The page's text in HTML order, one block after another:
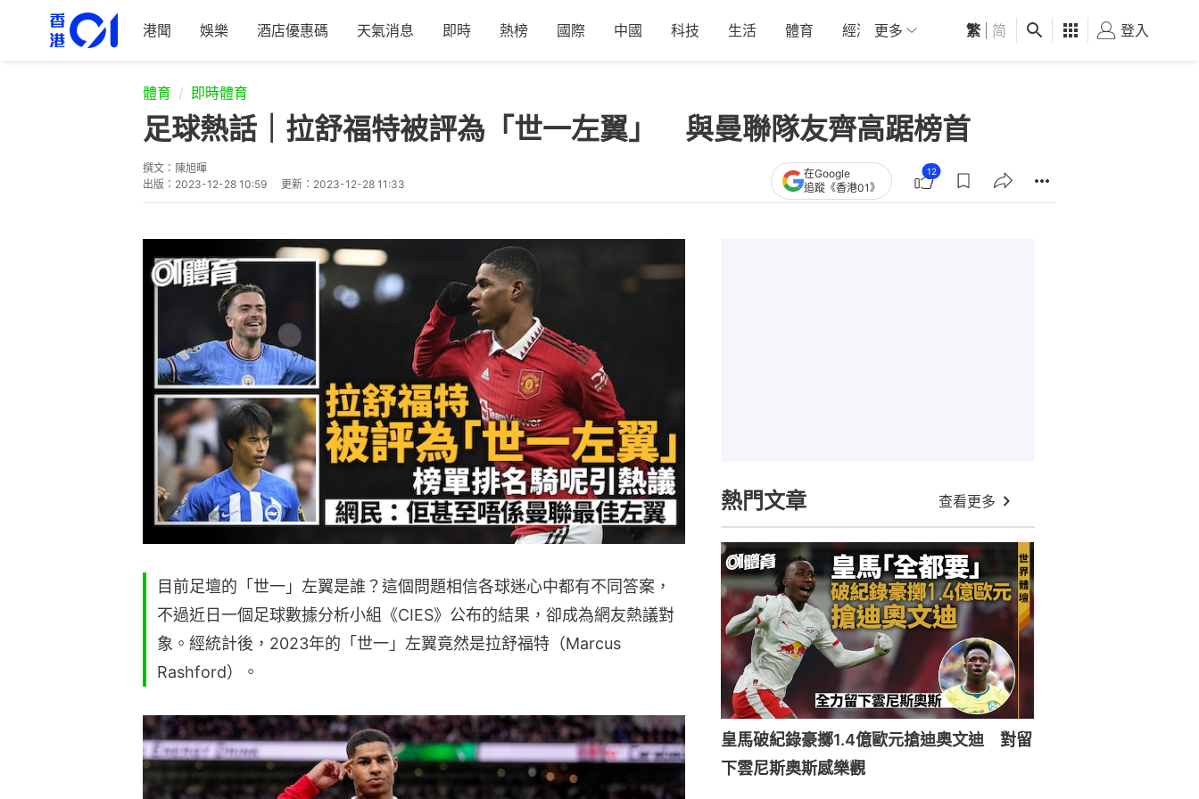
港聞 娛樂 酒店優惠碼 天氣消息 即時 熱榜 國際 中國 科技 生活 體育 經濟 01深圳 觀點 健康 好食玩飛
更多 繁 简 登入
體育 即時體育
足球熱話｜拉舒福特被評為「世一左翼」 與曼聯隊友齊高踞榜首
撰文： 陳旭暉
出版： 2023-12-28 10:59 更新： 2023-12-28 11:33
在Google
追蹤《香港01》
12
目前足壇的「世一」左翼是誰？這個問題相信各球迷心中都有不同答案，
不過近日一個足球數據分析小組《CIES》公布的結果，卻成為網友熱議對
象。經統計後，2023年的「世一」左翼竟然是拉舒福特（Marcus
Rashford）。
熱門文章 查看更多
皇馬破紀錄豪擲1.4億歐元搶迪奧文迪 對留
下雲尼斯奧斯感樂觀